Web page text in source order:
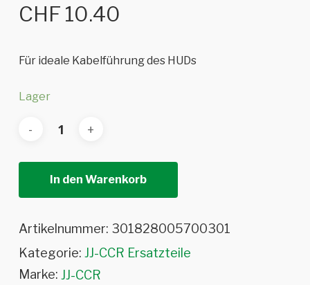
CHF 10.40
Für ideale Kabelführung des HUDs
Lager
In den Warenkorb
Artikelnummer: 301828005700301
Kategorie: JJ-CCR Ersatzteile
Marke: JJ-CCR